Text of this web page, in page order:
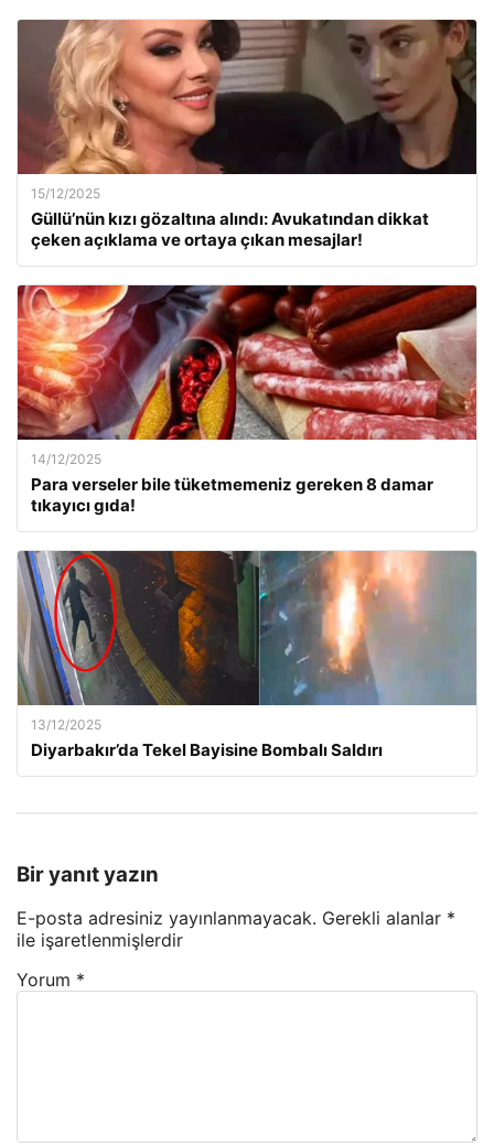
15/12/2025
Güllü’nün kızı gözaltına alındı: Avukatından dikkat
çeken açıklama ve ortaya çıkan mesajlar!
14/12/2025
Para verseler bile tüketmemeniz gereken 8 damar
tıkayıcı gıda!
13/12/2025
Diyarbakır’da Tekel Bayisine Bombalı Saldırı
Bir yanıt yazın
E-posta adresiniz yayınlanmayacak. Gerekli alanlar *
ile işaretlenmişlerdir
Yorum *